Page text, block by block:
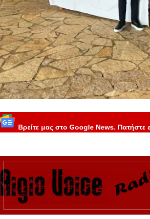
Βρείτε μας στο Google News. Πατήστε